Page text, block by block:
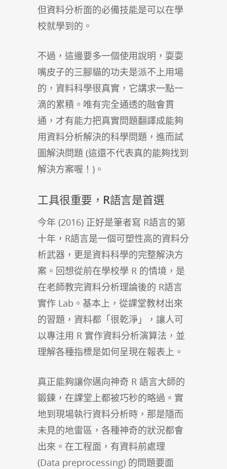
但資料分析面的必備技能是可以在學
校就學到的。
不過，這邊要多一個使用說明，耍耍
嘴皮子的三腳貓的功夫是派不上用場
的，資料科學很真實，它講求一點一
滴的累積。唯有完全通透的融會貫
通，才有能力把真實問題翻譯成能夠
用資料分析解決的科學問題，進而試
圖解決問題 (這還不代表真的能夠找到
解決方案喔！)。
工具很重要，R語言是首選
今年 (2016) 正好是筆者寫 R語言的第
十年，R語言是一個可塑性高的資料分
析武器，更是資料科學的完整解決方
案。回想從前在學校學 R 的情境，是
在老師教完資料分析理論後的 R語言
實作 Lab。基本上，從課堂教材出來
的習題，資料都「很乾淨」，讓人可
以專注用 R 實作資料分析演算法，並
理解各種指標是如何呈現在報表上。
真正能夠讓你邁向神奇 R 語言大師的
鍛鍊，在課堂上都被巧秒的略過。實
地到現場執行資料分析時，那是隱而
未見的地雷區，各種神奇的狀況都會
出來。在工程面，有資料前處理
(Data preprocessing) 的問題要面